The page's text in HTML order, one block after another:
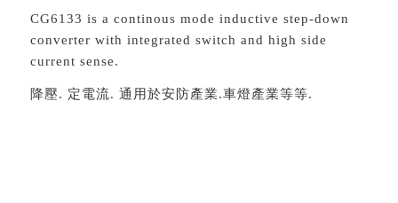
CG6133 is a continous mode inductive step-down
converter with integrated switch and high side
current sense.
降壓. 定電流. 通用於安防產業.車燈產業等等.